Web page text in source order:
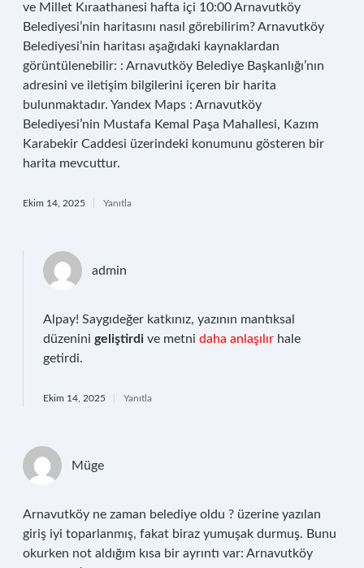
ve Millet Kıraathanesi hafta içi 10:00 Arnavutköy
Belediyesi’nin haritasını nasıl görebilirim? Arnavutköy
Belediyesi’nin haritası aşağıdaki kaynaklardan
görüntülenebilir: : Arnavutköy Belediye Başkanlığı’nın
adresini ve iletişim bilgilerini içeren bir harita
bulunmaktadır. Yandex Maps : Arnavutköy
Belediyesi’nin Mustafa Kemal Paşa Mahallesi, Kazım
Karabekir Caddesi üzerindeki konumunu gösteren bir
harita mevcuttur.
Ekim 14, 2025 Yanıtla
admin
Alpay! Saygıdeğer katkınız, yazının mantıksal
düzenini geliştirdi ve metni daha anlaşılır hale
getirdi.
Ekim 14, 2025 Yanıtla
Müge
Arnavutköy ne zaman belediye oldu ? üzerine yazılan
giriş iyi toparlanmış, fakat biraz yumuşak durmuş. Bunu
okurken not aldığım kısa bir ayrıntı var: Arnavutköy